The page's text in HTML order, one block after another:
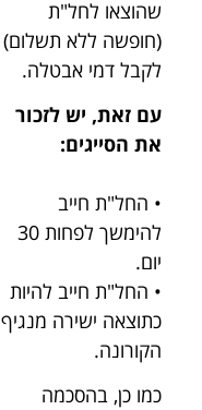
שהוצאו לחל"ת
(חופשה ללא תשלום)
לקבל דמי אבטלה.
עם זאת, יש לזכור
את הסייגים:
• החל"ת חייב
להימשך לפחות 30
יום.
• החל"ת חייב להיות
כתוצאה ישירה מנגיף
הקורונה.
כמו כן, בהסכמה